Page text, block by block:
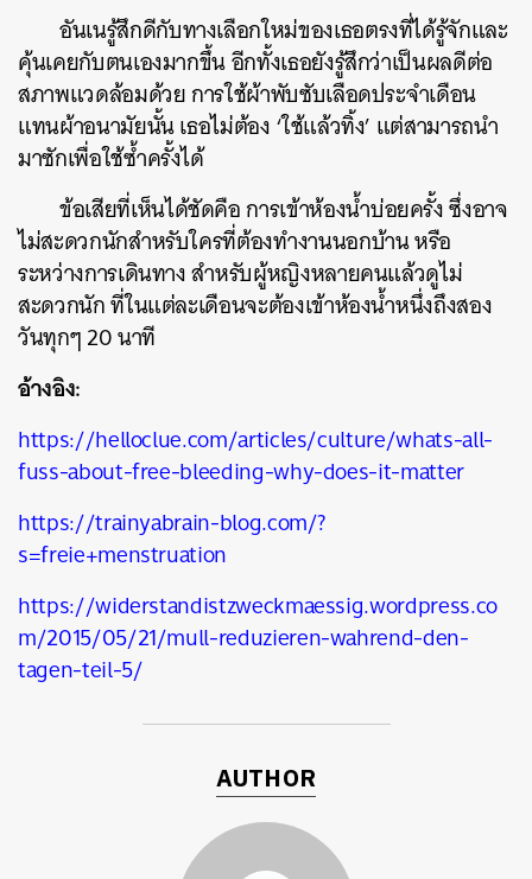
อันเนรู้สึกดีกับทางเลือกใหม่ของเธอตรงที่ได้รู้จักและ
คุ้นเคยกับตนเองมากขึ้น อีกทั้งเธอยังรู้สึกว่าเป็นผลดีต่อ
สภาพแวดล้อมด้วย การใช้ผ้าพับซับเลือดประจำเดือน
แทนผ้าอนามัยนั้น เธอไม่ต้อง ‘ใช้แล้วทิ้ง’ แต่สามารถนำ
มาซักเพื่อใช้ซ้ำครั้งได้
ข้อเสียที่เห็นได้ชัดคือ การเข้าห้องน้ำบ่อยครั้ง ซึ่งอาจ
ไม่สะดวกนักสำหรับใครที่ต้องทำงานนอกบ้าน หรือ
ระหว่างการเดินทาง สำหรับผู้หญิงหลายคนแล้วดูไม่
สะดวกนัก ที่ในแต่ละเดือนจะต้องเข้าห้องน้ำหนึ่งถึงสอง
วันทุกๆ 20 นาที
อ้างอิง:
https://helloclue.com/articles/culture/whats-all-
fuss-about-free-bleeding-why-does-it-matter
https://trainyabrain-blog.com/?
s=freie+menstruation
https://widerstandistzweckmaessig.wordpress.co
m/2015/05/21/mull-reduzieren-wahrend-den-
tagen-teil-5/
AUTHOR